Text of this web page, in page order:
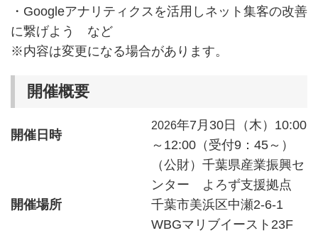
・Googleアナリティクスを活用しネット集客の改善
に繋げよう など
※内容は変更になる場合があります。
開催概要
開催日時
2026年7月30日（木）10:00
～12:00（受付9：45～）
開催場所
（公財）千葉県産業振興セ
ンター よろず支援拠点
千葉市美浜区中瀬2-6-1
WBGマリブイースト23F